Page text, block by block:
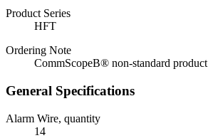
Product Series
HFT
Ordering Note
CommScopeВ® non-standard product
General Specifications
Alarm Wire, quantity
14